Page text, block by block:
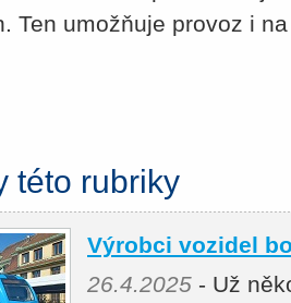
Ten umožňuje provoz i
této rubriky
Výrobci vozidel
26.4.2025 - Už